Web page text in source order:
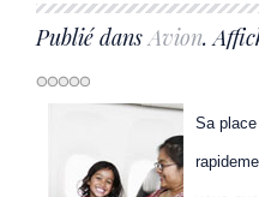
Publié dansAvion.
Sa place